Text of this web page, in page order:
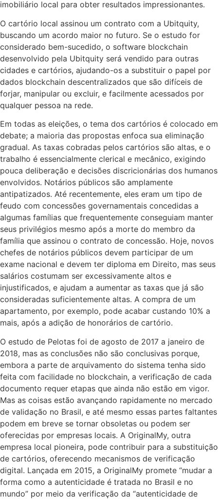
imobiliário local para obter resultados impressionantes.
O cartório local assinou um contrato com a Ubitquity,
buscando um acordo maior no futuro. Se o estudo for
considerado bem-sucedido, o software blockchain
desenvolvido pela Ubitquity será vendido para outras
cidades e cartórios, ajudando-os a substituir o papel por
dados blockchain descentralizados que são difíceis de
forjar, manipular ou excluir, e facilmente acessados por
qualquer pessoa na rede.
Em todas as eleições, o tema dos cartórios é colocado em
debate; a maioria das propostas enfoca sua eliminação
gradual. As taxas cobradas pelos cartórios são altas, e o
trabalho é essencialmente clerical e mecânico, exigindo
pouca deliberação e decisões discricionárias dos humanos
envolvidos. Notários públicos são amplamente
antipatizados. Até recentemente, eles eram um tipo de
feudo com concessões governamentais concedidas a
algumas famílias que frequentemente conseguiam manter
seus privilégios mesmo após a morte do membro da
família que assinou o contrato de concessão. Hoje, novos
chefes de notários públicos devem participar de um
exame nacional e devem ter diploma em Direito, mas seus
salários costumam ser excessivamente altos e
injustificados, e ajudam a aumentar as taxas que já são
consideradas suficientemente altas. A compra de um
apartamento, por exemplo, pode acabar custando 10% a
mais, após a adição de honorários de cartório.
O estudo de Pelotas foi de agosto de 2017 a janeiro de
2018, mas as conclusões não são conclusivas porque,
embora a parte de arquivamento do sistema tenha sido
feita com facilidade no blockchain, a verificação de cada
documento requer etapas que ainda não estão em vigor.
Mas as coisas estão avançando rapidamente no mercado
de validação no Brasil, e até mesmo essas partes faltantes
podem em breve se tornar obsoletas ou podem ser
oferecidas por empresas locais. A OriginalMy, outra
empresa local pioneira, pode contribuir para a substituição
de cartórios, oferecendo mecanismos de verificação
digital. Lançada em 2015, a OriginalMy promete “mudar a
forma como a autenticidade é tratada no Brasil e no
mundo” por meio da verificação da “autenticidade de